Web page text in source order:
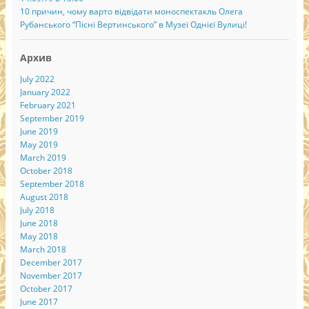
10 причин, чому варто відвідати моноспектакль Олега
Рубанського “Пісні Вертинського” в Музеї Однієї Вулиці!
Архив
July 2022
January 2022
February 2021
September 2019
June 2019
May 2019
March 2019
October 2018
September 2018
August 2018
July 2018
June 2018
May 2018
March 2018
December 2017
November 2017
October 2017
June 2017